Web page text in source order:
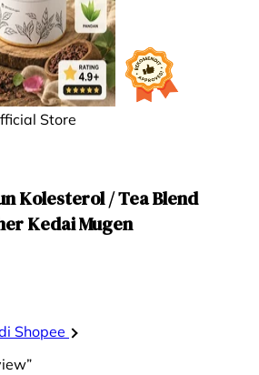
Store
Kolesterol / Tea Blend
Kedai Mugen
Shopee